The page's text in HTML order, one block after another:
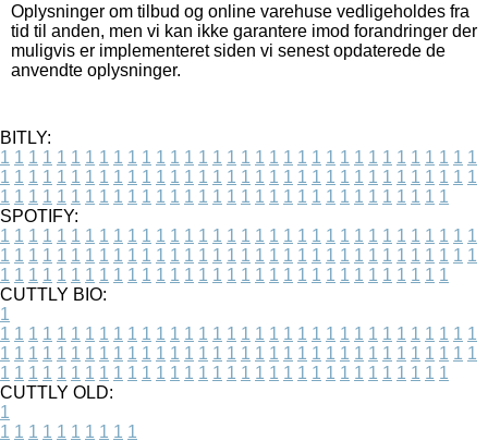
Oplysninger om tilbud og online varehuse vedligeholdes fra
tid til anden, men vi kan ikke garantere imod forandringer der
muligvis er implementeret siden vi senest opdaterede de
anvendte oplysninger.
BITLY:
1 1 1 1 1 1 1 1 1 1 1 1 1 1 1 1 1 1 1 1 1 1 1 1 1 1 1 1 1 1 1 1 1 1
1 1 1 1 1 1 1 1 1 1 1 1 1 1 1 1 1 1 1 1 1 1 1 1 1 1 1 1 1 1 1 1 1 1
1 1 1 1 1 1 1 1 1 1 1 1 1 1 1 1 1 1 1 1 1 1 1 1 1 1 1 1 1 1 1 1
SPOTIFY:
1 1 1 1 1 1 1 1 1 1 1 1 1 1 1 1 1 1 1 1 1 1 1 1 1 1 1 1 1 1 1 1 1 1
1 1 1 1 1 1 1 1 1 1 1 1 1 1 1 1 1 1 1 1 1 1 1 1 1 1 1 1 1 1 1 1 1 1
1 1 1 1 1 1 1 1 1 1 1 1 1 1 1 1 1 1 1 1 1 1 1 1 1 1 1 1 1 1 1 1
CUTTLY BIO:
1
1 1 1 1 1 1 1 1 1 1 1 1 1 1 1 1 1 1 1 1 1 1 1 1 1 1 1 1 1 1 1 1 1 1
1 1 1 1 1 1 1 1 1 1 1 1 1 1 1 1 1 1 1 1 1 1 1 1 1 1 1 1 1 1 1 1 1 1
1 1 1 1 1 1 1 1 1 1 1 1 1 1 1 1 1 1 1 1 1 1 1 1 1 1 1 1 1 1 1 1
CUTTLY OLD:
1
1 1 1 1 1 1 1 1 1 1